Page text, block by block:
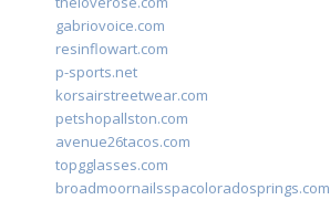
gabriovoice.com
resinflowart.com
p-sports.net
korsairstreetwear.com
petshopallston.com
avenue26tacos.com
topgglasses.com
broadmoornailsspacoloradosprings.com